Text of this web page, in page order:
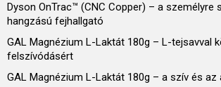
Dyson OnTrac™ (CNC Copper) – a személyre
hangzású fejhallgató
GAL Magnézium L-Laktát 180g – L-tejsavval
felszívódásért
GAL Magnézium L-Laktát 180g – a szív és az